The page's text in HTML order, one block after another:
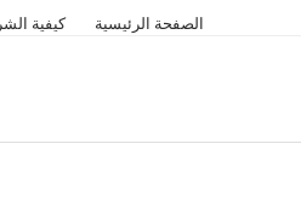
الصفحة الرئيسية كيفية